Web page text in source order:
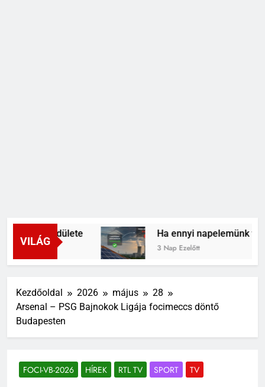
VILÁG
új lendülete Ha ennyi napelemünk van,
3 Nap Ezelőtt
Kezdőoldal 2026 május
28
Arsenal – PSG Bajnokok Ligája focimeccs döntő
Budapesten
FOCI-VB-2026 HÍREK RTL TV SPORT TV